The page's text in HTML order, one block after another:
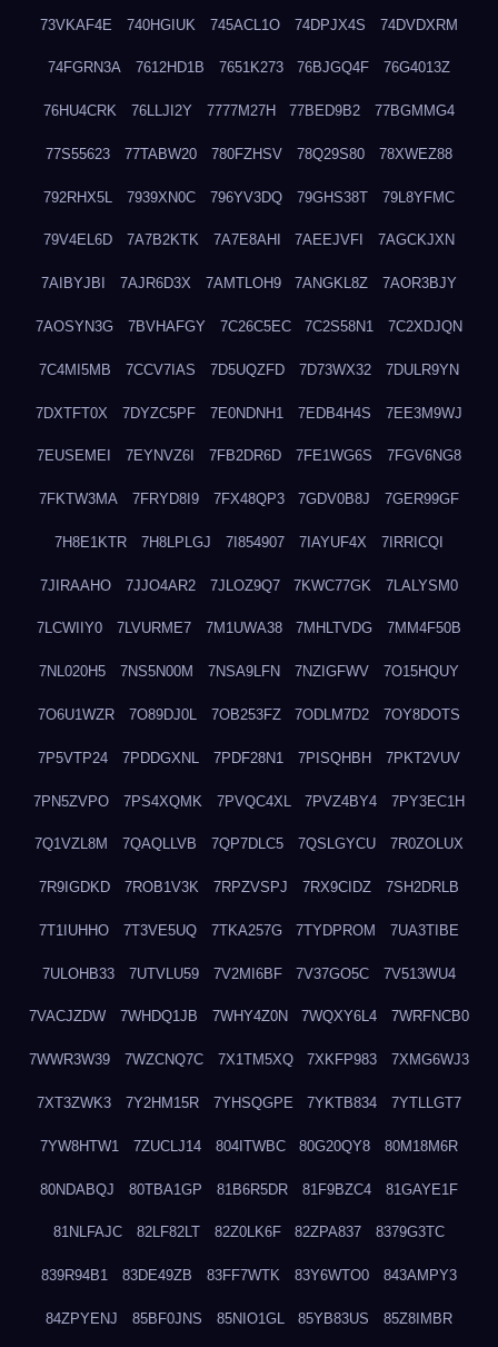
73VKAF4E 740HGIUK 745ACL1O 74DPJX4S 74DVDXRM
74FGRN3A 7612HD1B 7651K273 76BJGQ4F 76G4013Z
76HU4CRK 76LLJI2Y 7777M27H 77BED9B2 77BGMMG4
77S55623 77TABW20 780FZHSV 78Q29S80 78XWEZ88
792RHX5L 7939XN0C 796YV3DQ 79GHS38T 79L8YFMC
79V4EL6D 7A7B2KTK 7A7E8AHI 7AEEJVFI 7AGCKJXN
7AIBYJBI 7AJR6D3X 7AMTLOH9 7ANGKL8Z 7AOR3BJY
7AOSYN3G 7BVHAFGY 7C26C5EC 7C2S58N1 7C2XDJQN
7C4MI5MB 7CCV7IAS 7D5UQZFD 7D73WX32 7DULR9YN
7DXTFT0X 7DYZC5PF 7E0NDNH1 7EDB4H4S 7EE3M9WJ
7EUSEMEI 7EYNVZ6I 7FB2DR6D 7FE1WG6S 7FGV6NG8
7FKTW3MA 7FRYD8I9 7FX48QP3 7GDV0B8J 7GER99GF
7H8E1KTR 7H8LPLGJ 7I854907 7IAYUF4X 7IRRICQI
7JIRAAHO 7JJO4AR2 7JLOZ9Q7 7KWC77GK 7LALYSM0
7LCWIIY0 7LVURME7 7M1UWA38 7MHLTVDG 7MM4F50B
7NL020H5 7NS5N00M 7NSA9LFN 7NZIGFWV 7O15HQUY
7O6U1WZR 7O89DJ0L 7OB253FZ 7ODLM7D2 7OY8DOTS
7P5VTP24 7PDDGXNL 7PDF28N1 7PISQHBH 7PKT2VUV
7PN5ZVPO 7PS4XQMK 7PVQC4XL 7PVZ4BY4 7PY3EC1H
7Q1VZL8M 7QAQLLVB 7QP7DLC5 7QSLGYCU 7R0ZOLUX
7R9IGDKD 7ROB1V3K 7RPZVSPJ 7RX9CIDZ 7SH2DRLB
7T1IUHHO 7T3VE5UQ 7TKA257G 7TYDPROM 7UA3TIBE
7ULOHB33 7UTVLU59 7V2MI6BF 7V37GO5C 7V513WU4
7VACJZDW 7WHDQ1JB 7WHY4Z0N 7WQXY6L4 7WRFNCB0
7WWR3W39 7WZCNQ7C 7X1TM5XQ 7XKFP983 7XMG6WJ3
7XT3ZWK3 7Y2HM15R 7YHSQGPE 7YKTB834 7YTLLGT7
7YW8HTW1 7ZUCLJ14 804ITWBC 80G20QY8 80M18M6R
80NDABQJ 80TBA1GP 81B6R5DR 81F9BZC4 81GAYE1F
81NLFAJC 82LF82LT 82Z0LK6F 82ZPA837 8379G3TC
839R94B1 83DE49ZB 83FF7WTK 83Y6WTO0 843AMPY3
84ZPYENJ 85BF0JNS 85NIO1GL 85YB83US 85Z8IMBR